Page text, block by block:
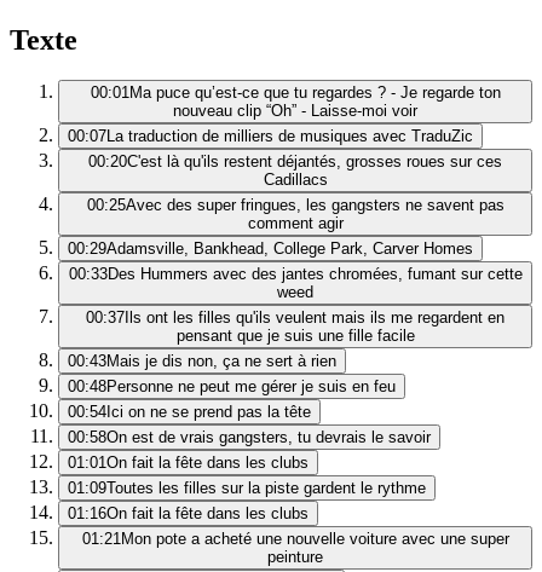
Texte
00:01Ma puce qu’est-ce que tu regardes ? - Je regarde ton
nouveau clip “Oh” - Laisse-moi voir
00:07La traduction de milliers de musiques avec TraduZic
00:20C'est là qu'ils restent déjantés, grosses roues sur ces
Cadillacs
00:25Avec des super fringues, les gangsters ne savent pas
comment agir
00:29Adamsville, Bankhead, College Park, Carver Homes
00:33Des Hummers avec des jantes chromées, fumant sur cette
weed
00:37 Ils ont les filles qu'ils veulent mais ils me regardent en
pensant que je suis une fille facile
00:43Mais je dis non, ça ne sert à rien
00:48Personne ne peut me gérer je suis en feu
00:54 Ici on ne se prend pas la tête
00:58On est de vrais gangsters, tu devrais le savoir
01:01On fait la fête dans les clubs
01:09Toutes les filles sur la piste gardent le rythme
01:16On fait la fête dans les clubs
01:21Mon pote a acheté une nouvelle voiture avec une super
peinture